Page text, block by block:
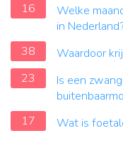
16
Welke
in
38
Waardoor
23
Is een
17
Wat is